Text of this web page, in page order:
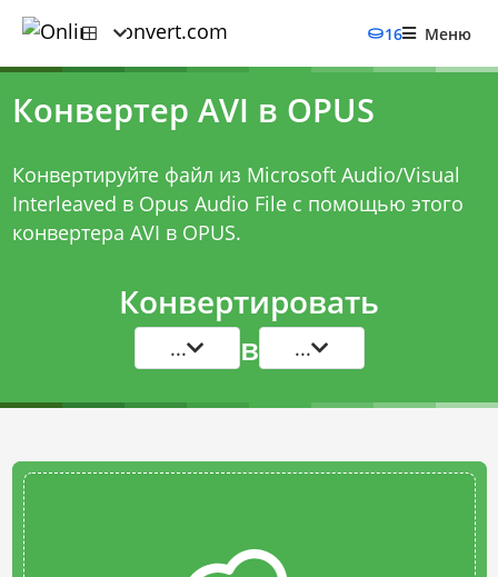
16 Меню
Конвертер AVI в OPUS
Конвертируйте файл из Microsoft Audio/Visual
Interleaved в Opus Audio File с помощью этого
конвертера AVI в OPUS.
Конвертировать
... в ...